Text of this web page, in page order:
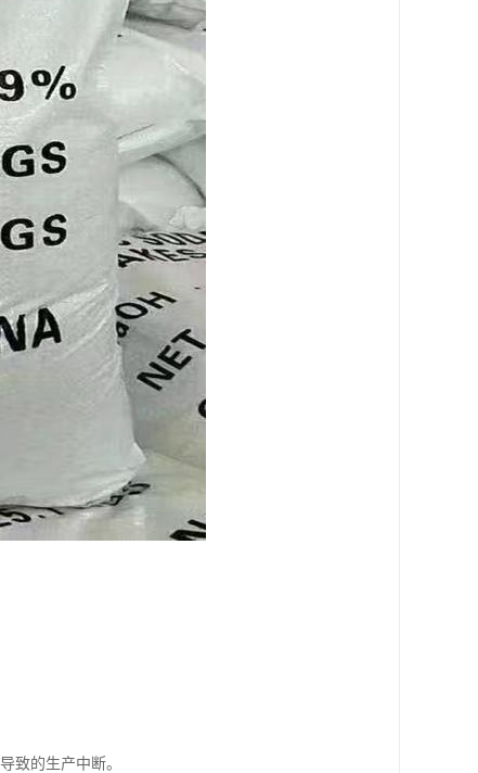
致的生产中断。